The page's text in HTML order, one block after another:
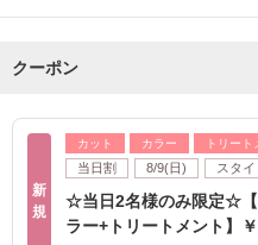
クーポン
新
規
カット カラー トリート
当日割 8/9(日) スタ
☆当日2名様のみ限定☆【
ラー+トリートメント】